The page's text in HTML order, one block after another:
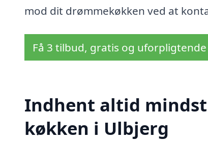
mod dit drømmekøkken ved at
Få 3 tilbud, gratis og uforpligtende
Indhent altid
køkken i Ulbjerg